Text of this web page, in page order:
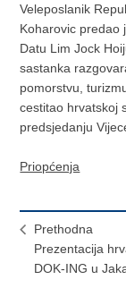
Veleposlanik
Koharovic predao
Datu Lim Jock
sastanka
pomorstvu,
cestitao hrvatskoj
predsjedanju
Priopćenja
Prethodna
Prezentacija
DOK-ING u